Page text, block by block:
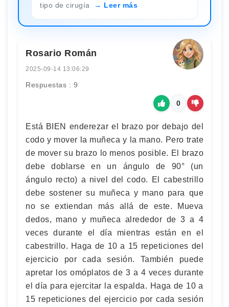
tipo de cirugía
Leer más
Rosario Román
2025-09-14 13:06:29
Respuestas : 9
0
Está BIEN enderezar el brazo por debajo del
codo y mover la muñeca y la mano. Pero trate
de mover su brazo lo menos posible. El brazo
debe doblarse en un ángulo de 90° (un
ángulo recto) a nivel del codo. El cabestrillo
debe sostener su muñeca y mano para que
no se extiendan más allá de este. Mueva
dedos, mano y muñeca alrededor de 3 a 4
veces durante el día mientras están en el
cabestrillo. Haga de 10 a 15 repeticiones del
ejercicio por cada sesión. También puede
apretar los omóplatos de 3 a 4 veces durante
el día para ejercitar la espalda. Haga de 10 a
15 repeticiones del ejercicio por cada sesión